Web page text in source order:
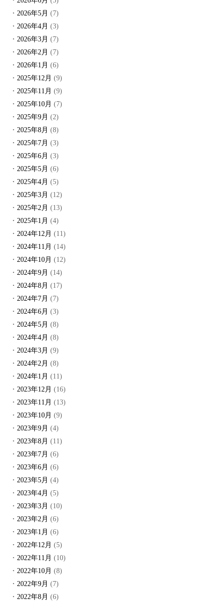
2026年5月 (7)
2026年4月 (3)
2026年3月 (7)
2026年2月 (7)
2026年1月 (6)
2025年12月 (9)
2025年11月 (9)
2025年10月 (7)
2025年9月 (2)
2025年8月 (8)
2025年7月 (3)
2025年6月 (3)
2025年5月 (6)
2025年4月 (5)
2025年3月 (12)
2025年2月 (13)
2025年1月 (4)
2024年12月 (11)
2024年11月 (14)
2024年10月 (12)
2024年9月 (14)
2024年8月 (17)
2024年7月 (7)
2024年6月 (3)
2024年5月 (8)
2024年4月 (8)
2024年3月 (9)
2024年2月 (8)
2024年1月 (11)
2023年12月 (16)
2023年11月 (13)
2023年10月 (9)
2023年9月 (4)
2023年8月 (11)
2023年7月 (6)
2023年6月 (6)
2023年5月 (4)
2023年4月 (5)
2023年3月 (10)
2023年2月 (6)
2023年1月 (6)
2022年12月 (5)
2022年11月 (10)
2022年10月 (8)
2022年9月 (7)
2022年8月 (6)